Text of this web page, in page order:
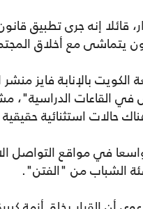
يتماشى مع أخلاق
الكويت بالإنابة فايز
في القاعات الدراسية"،
حالات استثنائية
في مواقع التواصل
الشباب من "الفتن".